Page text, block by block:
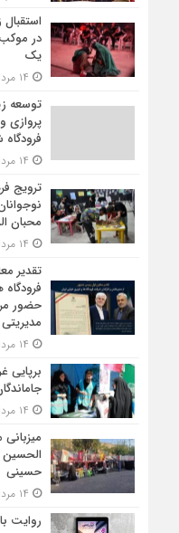
در
یک
توسعه
پروازی
فرودگاه
ترویج
محبان
تقدیر
حضور
برپایی
الحسین
حسینی
روایت